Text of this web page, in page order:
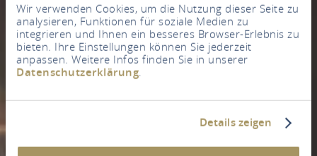
Wir verwenden Cookies, um die Nutzung dieser Seite zu
analysieren, Funktionen für soziale Medien zu
integrieren und Ihnen ein besseres Browser-Erlebnis zu
bieten. Ihre Einstellungen können Sie jederzeit
anpassen. Weitere Infos finden Sie in unserer
Datenschutzerklärung.
Details zeigen